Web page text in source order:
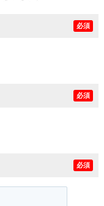
必須
必須
必須